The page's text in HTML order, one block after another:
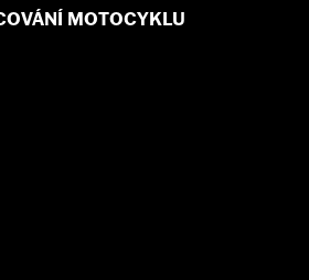
MOTOCYKLU